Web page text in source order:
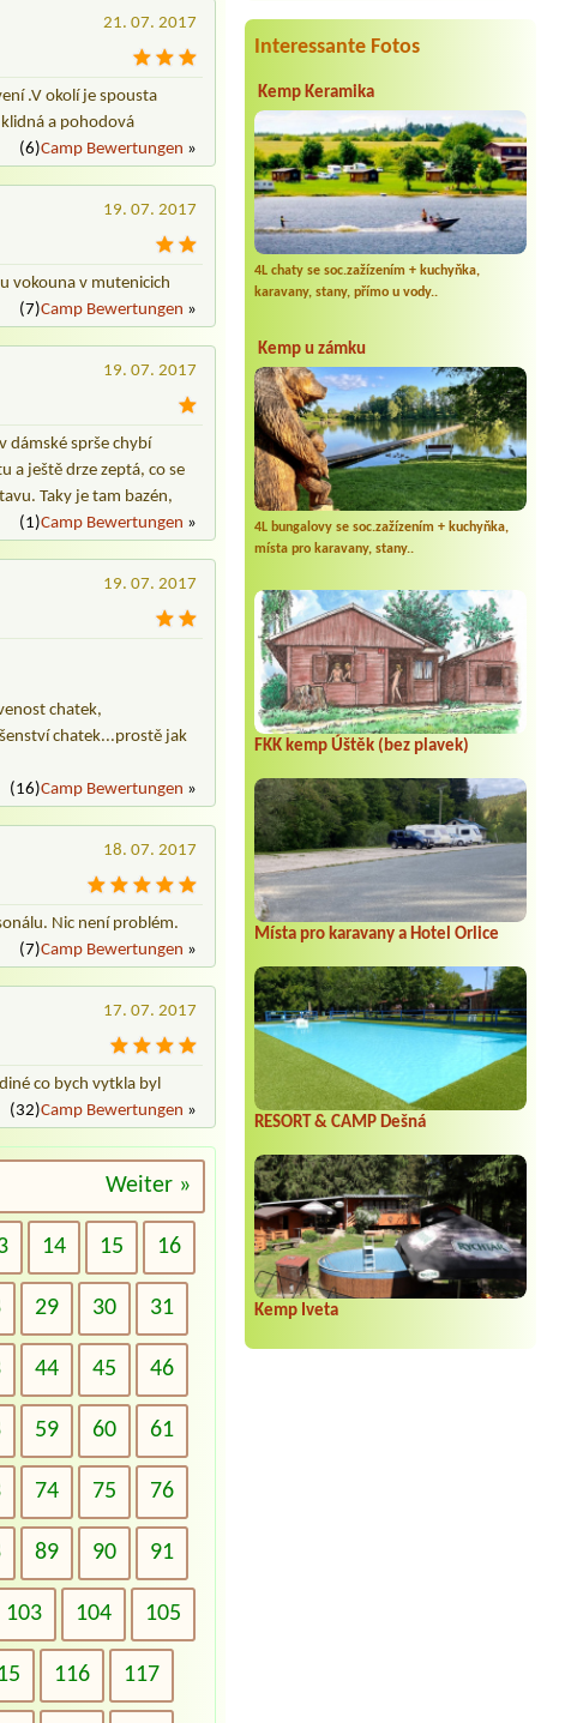
Termin ab 2026-07-24 |Kemp Ahoj
Misto u vody,karavan,2
Termin ab 2026-07-29 |
Knížecí rybník
velký stan + 2 dospělí + 2 děti
Interessante Fotos
Kemp Keramika
4L chaty se soc.zažízením + kuchyňka,
karavany, stany, přímo u vody..
Kemp u zámku
4L bungalovy se soc.zažízením + kuchyňka,
místa pro karavany, stany..
FKK kemp Úštěk (bez plavek)
Místa pro karavany a Hotel Orlice
RESORT & CAMP Dešná
Kemp Iveta
21. 07. 2017
.V okolí je spousta
a pohodová
(6)Camp Bewertungen »
19. 07. 2017
vokouna v mutenicich
(7)Camp Bewertungen »
19. 07. 2017
dámské sprše chybí
a ještě drze zeptá, co se
Taky je tam bazén,
(1)Camp Bewertungen »
19. 07. 2017
chatek,
chatek...prostě jak
(16)Camp Bewertungen »
18. 07. 2017
Nic není problém.
(7)Camp Bewertungen »
17. 07. 2017
co bych vytkla byl
(32)Camp Bewertungen »
Weiter »
14 15 16
29 30 31
44 45 46
59 60 61
74 75 76
89 90 91
103 104 105
116 117